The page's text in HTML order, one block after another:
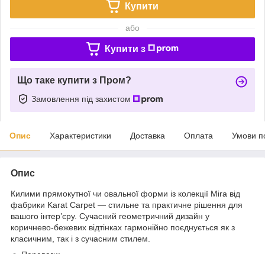
Купити
або
Купити з
Що таке купити з Пром?
Замовлення під захистом
Опис Характеристики Доставка Оплата Умови
Опис
Килими прямокутної чи овальної форми із колекції Mira від
фабрики Karat Carpet — стильне та практичне рішення для
вашого інтер’єру. Сучасний геометричний дизайн у
коричнево-бежевих відтінках гармонійно поєднується як з
класичним, так і з сучасним стилем.